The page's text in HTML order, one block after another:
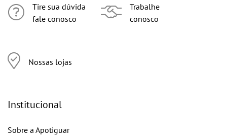
Tire sua dúvida
fale conosco
Nossas lojas
Trabalhe
conosco
Institucional
Sobre a Apotiguar